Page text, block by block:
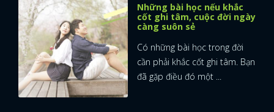
FACEBOOK GOOGLE
Những bài học nếu khắc
cốt ghi tâm, cuộc đời ngày
càng suôn sẻ
Có những bài học trong đời
cần phải khắc cốt ghi tâm. Bạn
đã gặp điều đó một ...